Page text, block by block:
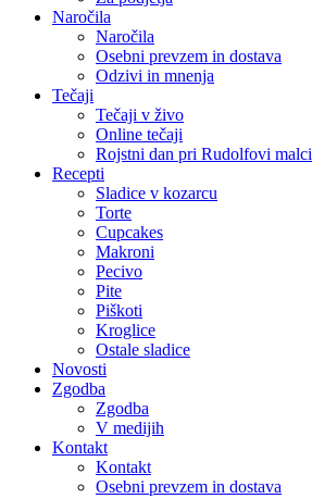
Naročila
Naročila
Osebni prevzem in dostava
Odzivi in mnenja
Tečaji
Tečaji v živo
Online tečaji
Rojstni dan pri Rudolfovi malci
Recepti
Sladice v kozarcu
Torte
Cupcakes
Makroni
Pecivo
Pite
Piškoti
Kroglice
Ostale sladice
Novosti
Zgodba
Zgodba
V medijih
Kontakt
Kontakt
Osebni prevzem in dostava